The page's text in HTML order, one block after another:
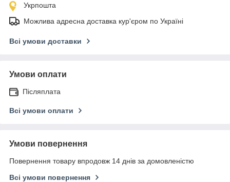
Укрпошта
Можлива адресна доставка кур'єром по Україні
Всі умови доставки
Умови оплати
Післяплата
Всі умови оплати
Умови повернення
Повернення товару впродовж 14 днів за домовленістю
Всі умови повернення